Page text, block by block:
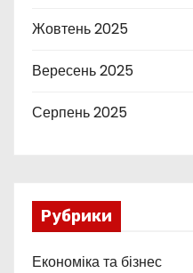
Жовтень 2025
Вересень 2025
Серпень 2025
Рубрики
Економіка та бізнес